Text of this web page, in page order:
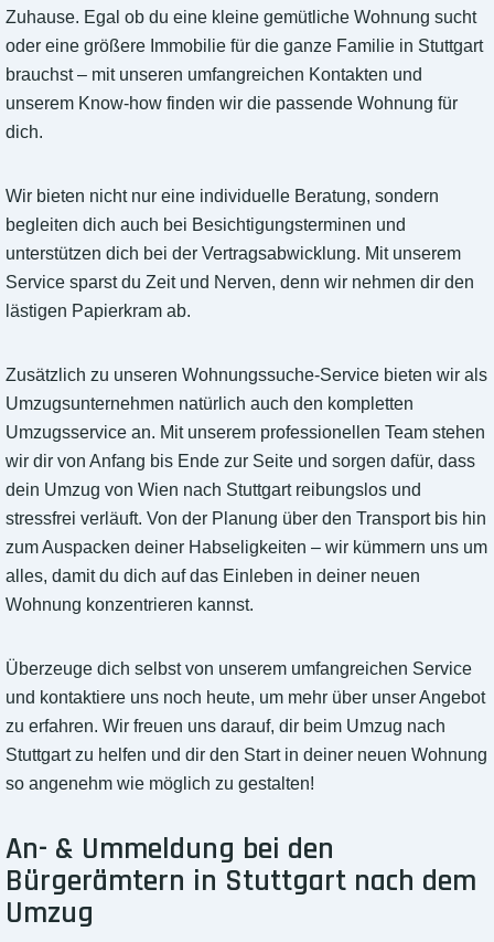
Zuhause. Egal ob du eine kleine gemütliche Wohnung sucht
oder eine größere Immobilie für die ganze Familie in Stuttgart
brauchst – mit unseren umfangreichen Kontakten und
unserem Know-how finden wir die passende Wohnung für
dich.
Wir bieten nicht nur eine individuelle Beratung, sondern
begleiten dich auch bei Besichtigungsterminen und
unterstützen dich bei der Vertragsabwicklung. Mit unserem
Service sparst du Zeit und Nerven, denn wir nehmen dir den
lästigen Papierkram ab.
Zusätzlich zu unseren Wohnungssuche-Service bieten wir als
Umzugsunternehmen natürlich auch den kompletten
Umzugsservice an. Mit unserem professionellen Team stehen
wir dir von Anfang bis Ende zur Seite und sorgen dafür, dass
dein Umzug von Wien nach Stuttgart reibungslos und
stressfrei verläuft. Von der Planung über den Transport bis hin
zum Auspacken deiner Habseligkeiten – wir kümmern uns um
alles, damit du dich auf das Einleben in deiner neuen
Wohnung konzentrieren kannst.
Überzeuge dich selbst von unserem umfangreichen Service
und kontaktiere uns noch heute, um mehr über unser Angebot
zu erfahren. Wir freuen uns darauf, dir beim Umzug nach
Stuttgart zu helfen und dir den Start in deiner neuen Wohnung
so angenehm wie möglich zu gestalten!
An- & Ummeldung bei den
Bürgerämtern in Stuttgart nach dem
Umzug